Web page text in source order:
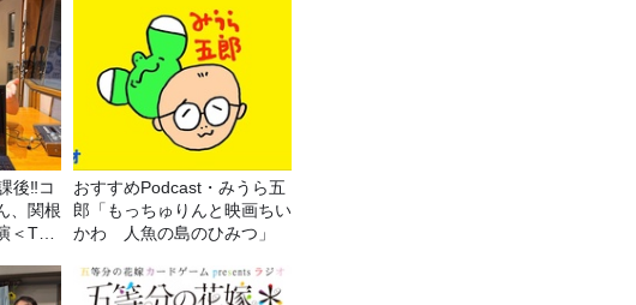
後‼コ
、関根
＜TBS
おすすめPodcast・みうら五
郎「もっちゅりんと映画ちい
かわ 人魚の島のひみつ」